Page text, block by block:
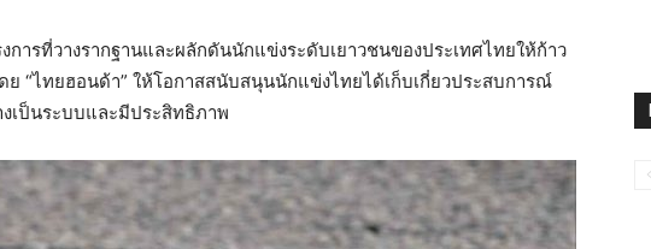
การที่วางรากฐานและผลักดันนักแข่งระดับเยาวชนของประเทศไทยให้ก้าว
“ไทยฮอนด้า” ให้โอกาสสนับสนุนนักแข่งไทยได้เก็บเกี่ยวประสบการณ์
เป็นระบบและมีประสิทธิภาพ